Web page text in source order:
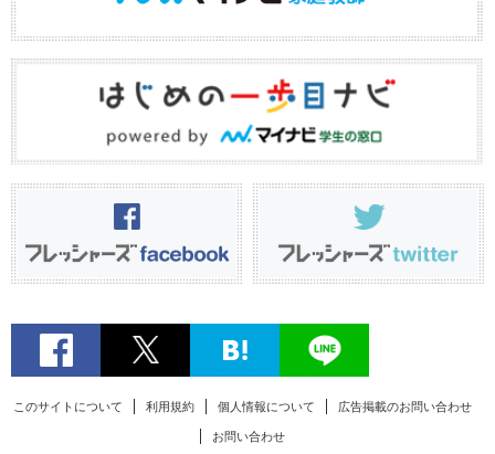
このサイトについて 利用規約 個人情報について 広告掲載のお問い合わせ
お問い合わせ